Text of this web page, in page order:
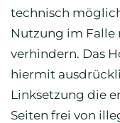
technisch
Nutzung im
verhindern. Das
hiermit
Linksetzung die
Seiten frei von